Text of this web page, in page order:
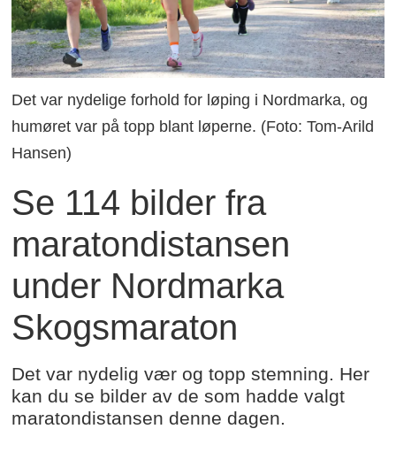
Det var nydelige forhold for løping i Nordmarka, og
humøret var på topp blant løperne. (Foto: Tom-Arild
Hansen)
Se 114 bilder fra
maratondistansen
under Nordmarka
Skogsmaraton
Det var nydelig vær og topp stemning. Her
kan du se bilder av de som hadde valgt
maratondistansen denne dagen.